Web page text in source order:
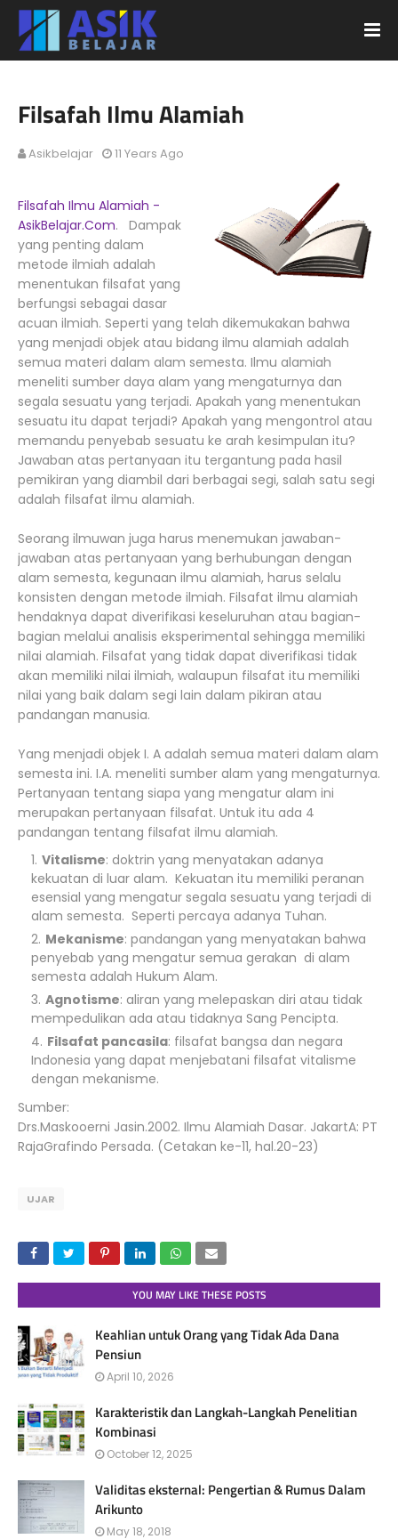
Filsafah Ilmu Alamiah
Asikbelajar 11 Years Ago
Filsafah Ilmu Alamiah -
AsikBelajar.Com. Dampak
yang penting dalam
metode ilmiah adalah
menentukan filsafat yang
berfungsi sebagai dasar
acuan ilmiah. Seperti yang telah dikemukakan bahwa
yang menjadi objek atau bidang ilmu alamiah adalah
semua materi dalam alam semesta. Ilmu alamiah
meneliti sumber daya alam yang mengaturnya dan
segala sesuatu yang terjadi. Apakah yang menentukan
sesuatu itu dapat terjadi? Apakah yang mengontrol atau
memandu penyebab sesuatu ke arah kesimpulan itu?
Jawaban atas pertanyaan itu tergantung pada hasil
pemikiran yang diambil dari berbagai segi, salah satu segi
adalah filsafat ilmu alamiah.
Seorang ilmuwan juga harus menemukan jawaban-
jawaban atas pertanyaan yang berhubungan dengan
alam semesta, kegunaan ilmu alamiah, harus selalu
konsisten dengan metode ilmiah. Filsafat ilmu alamiah
hendaknya dapat diverifikasi keseluruhan atau bagian-
bagian melalui analisis eksperimental sehingga memiliki
nilai alamiah. Filsafat yang tidak dapat diverifikasi tidak
akan memiliki nilai ilmiah, walaupun filsafat itu memiliki
nilai yang baik dalam segi lain dalam pikiran atau
pandangan manusia.
Yang menjadi objek I. A adalah semua materi dalam alam
semesta ini. I.A. meneliti sumber alam yang mengaturnya.
Pertanyaan tentang siapa yang mengatur alam ini
merupakan pertanyaan filsafat. Untuk itu ada 4
pandangan tentang filsafat ilmu alamiah.
Vitalisme: doktrin yang menyatakan adanya
kekuatan di luar alam. Kekuatan itu memiliki peranan
esensial yang mengatur segala sesuatu yang terjadi di
alam semesta. Seperti percaya adanya Tuhan.
Mekanisme: pandangan yang menyatakan bahwa
penyebab yang mengatur semua gerakan di alam
semesta adalah Hukum Alam.
Agnotisme: aliran yang melepaskan diri atau tidak
mempedulikan ada atau tidaknya Sang Pencipta.
Filsafat pancasila: filsafat bangsa dan negara
Indonesia yang dapat menjebatani filsafat vitalisme
dengan mekanisme.
Sumber:
Drs.Maskooerni Jasin.2002. Ilmu Alamiah Dasar. JakartA: PT
RajaGrafindo Persada. (Cetakan ke-11, hal.20-23)
UJAR
YOU MAY LIKE THESE POSTS
Keahlian untuk Orang yang Tidak Ada Dana
Pensiun
April 10, 2026
Karakteristik dan Langkah-Langkah Penelitian
Kombinasi
October 12, 2025
Validitas eksternal: Pengertian & Rumus Dalam
Arikunto
May 18, 2018